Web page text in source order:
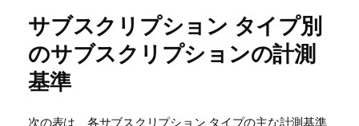
サブスクリプション タイプ別
のサブスクリプションの計測
基準
次の表は、各サブスクリプション タイプの主な計測基準